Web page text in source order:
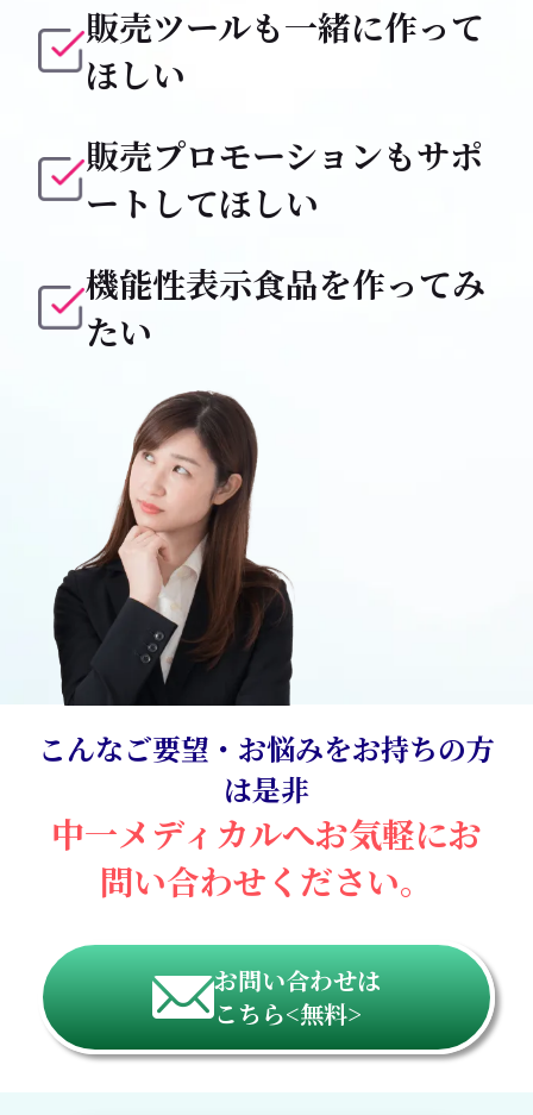
販売ツールも一緒に作って
ほしい
販売プロモーションもサポ
ートしてほしい
機能性表示食品を作ってみ
たい
こんなご要望・お悩みをお持ちの方
は是非
中一メディカルへお気軽にお
問い合わせください。
お問い合わせは
こちら<無料>